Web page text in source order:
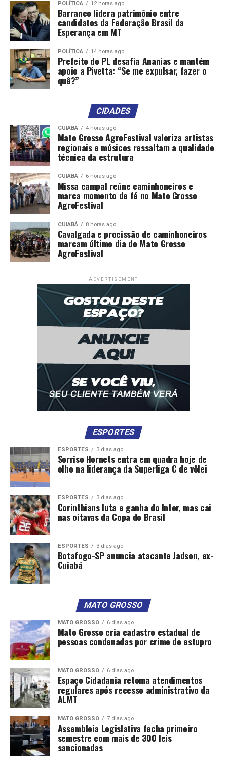
POLÍTICA 12 horas ago
Barranco lidera patrimônio entre
candidatos da Federação Brasil da
Esperança em MT
POLÍTICA 14 horas ago
Prefeito do PL desafia Ananias e mantém
apoio a Pivetta: “Se me expulsar, fazer o
quê?”
CIDADES
CUIABÁ 4 horas ago
Mato Grosso AgroFestival valoriza artistas
regionais e músicos ressaltam a qualidade
técnica da estrutura
CUIABÁ 6 horas ago
Missa campal reúne caminhoneiros e
marca momento de fé no Mato Grosso
AgroFestival
CUIABÁ 8 horas ago
Cavalgada e procissão de caminhoneiros
marcam último dia do Mato Grosso
AgroFestival
ADVERTISEMENT
ESPORTES
ESPORTES 3 dias ago
Sorriso Hornets entra em quadra hoje de
olho na liderança da Superliga C de vôlei
ESPORTES 3 dias ago
Corinthians luta e ganha do Inter, mas cai
nas oitavas da Copa do Brasil
ESPORTES 3 dias ago
Botafogo-SP anuncia atacante Jadson, ex-
Cuiabá
MATO GROSSO
MATO GROSSO 6 dias ago
Mato Grosso cria cadastro estadual de
pessoas condenadas por crime de estupro
MATO GROSSO 6 dias ago
Espaço Cidadania retoma atendimentos
regulares após recesso administrativo da
ALMT
MATO GROSSO 7 dias ago
Assembleia Legislativa fecha primeiro
semestre com mais de 300 leis
sancionadas